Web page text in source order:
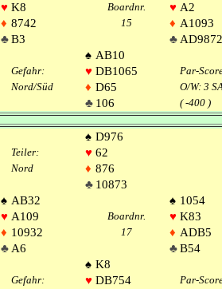
♥ K8 Boardnr. ♥ A2
♦ 8742 15 ♦ A1093
♣B3 ♣ AD9872
♠ AB10
Gefahr: ♥ DB1065
Par-
Nord/Süd
♦ D65 O/W: 3
♣ 106 ( -400 )
♠ D976
Teiler: ♥ 62
Nord ♦ 876
♣ 10873
♠ AB32 ♠ 1054
♥ A109 Boardnr. ♥ K83
♦ 10932 17 ♦ ADB5
♣ A6 ♣B54
♠ K8
Gefahr: ♥ DB754
Par-